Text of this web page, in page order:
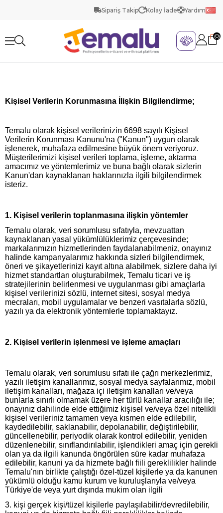
Sipariş Takip Kolay İade Yardım
0
Kişisel Verilerin Korunmasına İlişkin Bilgilendirme;
Temalu olarak kişisel verilerinizin 6698 sayılı Kişisel
Verilerin Korunması Kanunu'na ("Kanun") uygun olarak
işlenerek, muhafaza edilmesine büyük önem veriyoruz.
Müşterilerimizi kişisel verileri toplama, işleme, aktarma
amacımız ve yöntemlerimiz ve buna bağlı olarak sizlerin
Kanun'dan kaynaklanan haklarınızla ilgili bilgilendirmek
isteriz.
1. Kişisel verilerin toplanmasına ilişkin yöntemler
Temalu olarak, veri sorumlusu sıfatıyla, mevzuattan
kaynaklanan yasal yükümlülüklerimiz çerçevesinde;
markalarımızın hizmetlerinden faydalanabilmeniz, onayınız
halinde kampanyalarımız hakkında sizleri bilgilendirmek,
öneri ve şikayetlerinizi kayıt altına alabilmek, sizlere daha iyi
hizmet standartları oluşturabilmek, Temalu ticari ve iş
stratejilerinin belirlenmesi ve uygulanması gibi amaçlarla
kişisel verilerinizi sözlü, internet sitesi, sosyal medya
mecraları, mobil uygulamalar ve benzeri vasıtalarla sözlü,
yazılı ya da elektronik yöntemlerle toplamaktayız.
2. Kişisel verilerin işlenmesi ve işleme amaçları
Temalu olarak, veri sorumlusu sıfatı ile çağrı merkezlerimiz,
yazılı iletişim kanallarımız, sosyal medya sayfalarımız, mobil
iletişim kanalları, mağaza içi iletişim kanalları ve/veya
bunlarla sınırlı olmamak üzere her türlü kanallar aracılığı ile;
onayınız dahilinde elde ettiğimiz kişisel ve/veya özel nitelikli
kişisel verileriniz tamamen veya kısmen elde edilebilir,
kaydedilebilir, saklanabilir, depolanabilir, değiştirilebilir,
güncellenebilir, periyodik olarak kontrol edilebilir, yeniden
düzenlenebilir, sınıflandırılabilir, işlendikleri amaç için gerekli
olan ya da ilgili kanunda öngörülen süre kadar muhafaza
edilebilir, kanuni ya da hizmete bağlı fiili gereklilikler halinde
Temalu'nın birlikte çalıştığı özel-tüzel kişilerle ya da kanunen
yükümlü olduğu kamu kurum ve kuruluşlarıyla ve/veya
Türkiye'de veya yurt dışında mukim olan ilgili
3. kişi gerçek kişi/tüzel kişilerle paylaşılabilir/devredilebilir,